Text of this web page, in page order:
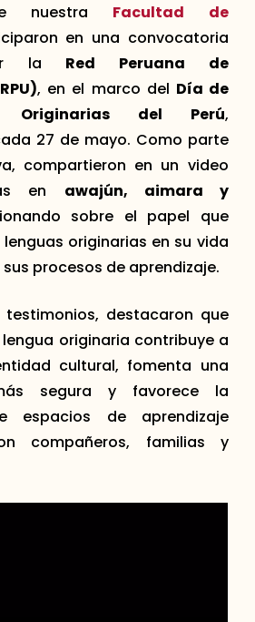
nuestra Facultad de
en una convocatoria
la Red Peruana de
, en el marco del Día de
Originarias del Perú,
27 de mayo. Como parte
compartieron en un video
en awajún, aimara y
sobre el papel que
originarias en su vida
procesos de aprendizaje.
destacaron que
originaria contribuye a
cultural, fomenta una
segura y favorece la
espacios de aprendizaje
compañeros, familias y